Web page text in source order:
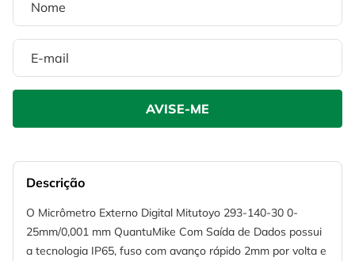
Descrição
O Micrômetro Externo Digital Mitutoyo 293-140-30 0-
25mm/0,001 mm QuantuMike Com Saída de Dados possui
a tecnologia IP65, fuso com avanço rápido 2mm por volta e